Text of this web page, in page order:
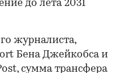
до лета 2031
журналиста,
Бена Джейкобса и
, сумма трансфера